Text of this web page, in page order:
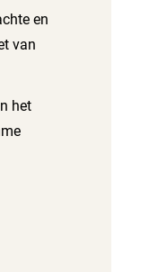
en
van
het